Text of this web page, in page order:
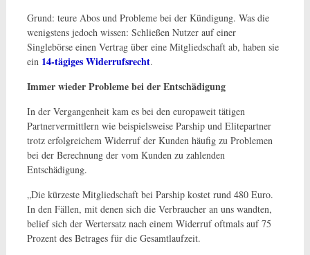
Grund: teure Abos und Probleme bei der Kündigung. Was die
wenigstens jedoch wissen: Schließen Nutzer auf einer
Singlebörse einen Vertrag über eine Mitgliedschaft ab, haben sie
ein 14-tägiges Widerrufsrecht.
Immer wieder Probleme bei der Entschädigung
In der Vergangenheit kam es bei den europaweit tätigen
Partnervermittlern wie beispielsweise Parship und Elitepartner
trotz erfolgreichem Widerruf der Kunden häufig zu Problemen
bei der Berechnung der vom Kunden zu zahlenden
Entschädigung.
„Die kürzeste Mitgliedschaft bei Parship kostet rund 480 Euro.
In den Fällen, mit denen sich die Verbraucher an uns wandten,
belief sich der Wertersatz nach einem Widerruf oftmals auf 75
Prozent des Betrages für die Gesamtlaufzeit.